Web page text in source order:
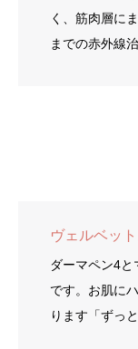
く、筋肉層に
までの赤外線
ヴェルベッ
ダーマペン4
です。お肌に
ります「ずっ